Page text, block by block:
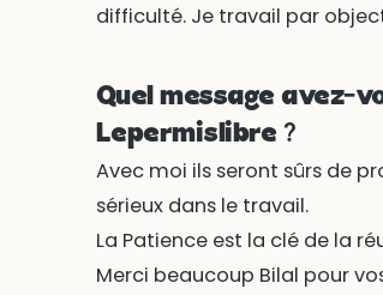
difficulté. Je travail par
Quel message avez-
Lepermislibre ?
Avec moi ils seront sûrs de
sérieux dans le travail.
La Patience est la clé de la
Merci beaucoup Bilal pour